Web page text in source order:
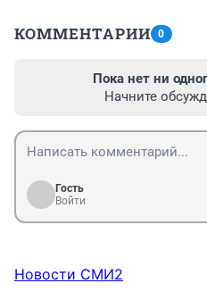
КОММЕНТАРИИ 0
Пока нет ни
Начните
Гость
Войти
Новости СМИ2